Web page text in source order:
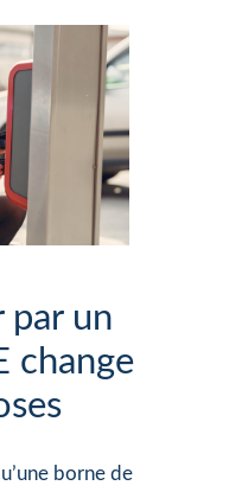
par un
change
borne de